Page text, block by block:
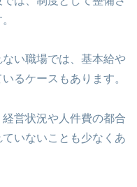
い職場では、基本給や
るケースもあります。
営状況や人件費の都合
いないことも少なくあ